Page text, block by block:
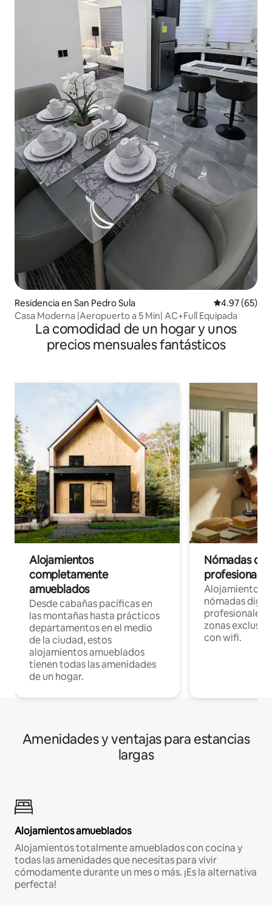
Residencia en San Pedro Sula Calificación
4.97 (65)
Casa Moderna |Aeropuerto a 5 Min| AC+Full Equipada
La comodidad de un hogar y unos
precios mensuales fantásticos
Alojamientos
completamente
amueblados
Desde cabañas pacíficas en
las montañas hasta prácticos
departamentos en el medio
de la ciudad, estos
alojamientos amueblados
tienen todas las amenidades
de un hogar.
Nómadas
Alojamientos
nómadas
profesionales
zonas
con wifi.
Amenidades y ventajas para estancias
largas
Alojamientos amueblados
Alojamientos totalmente amueblados con cocina y
todas las amenidades que necesitas para vivir
cómodamente durante un mes o más. ¡Es la alternativa
perfecta!